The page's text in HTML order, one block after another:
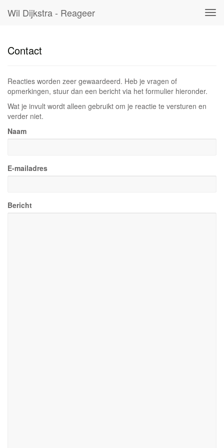
Wil Dijkstra - Reageer
Contact
Reacties worden zeer gewaardeerd. Heb je vragen of
opmerkingen, stuur dan een bericht via het formulier hieronder.
Wat je invult wordt alleen gebruikt om je reactie te versturen en
verder niet.
Naam
E-mailadres
Bericht